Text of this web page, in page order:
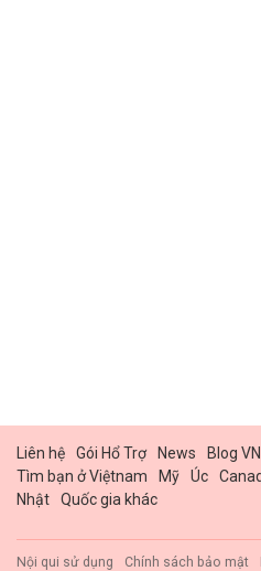
Liên hệ Gói Hổ Trợ News Blog VN
Tìm bạn ở Việtnam
Mỹ Úc
Nhật
Quốc gia khác
Nội qui sử dụng Chính sách bảo mật